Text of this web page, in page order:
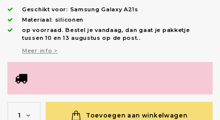
Geschikt voor: Samsung Galaxy A21s
Materiaal: siliconen
op voorraad.Bestel je vandaag, dan gaat je pakketje
tussen 10 en 13 augustus op de post..
Meer info >
1 Toevoegen aan winkelwagen